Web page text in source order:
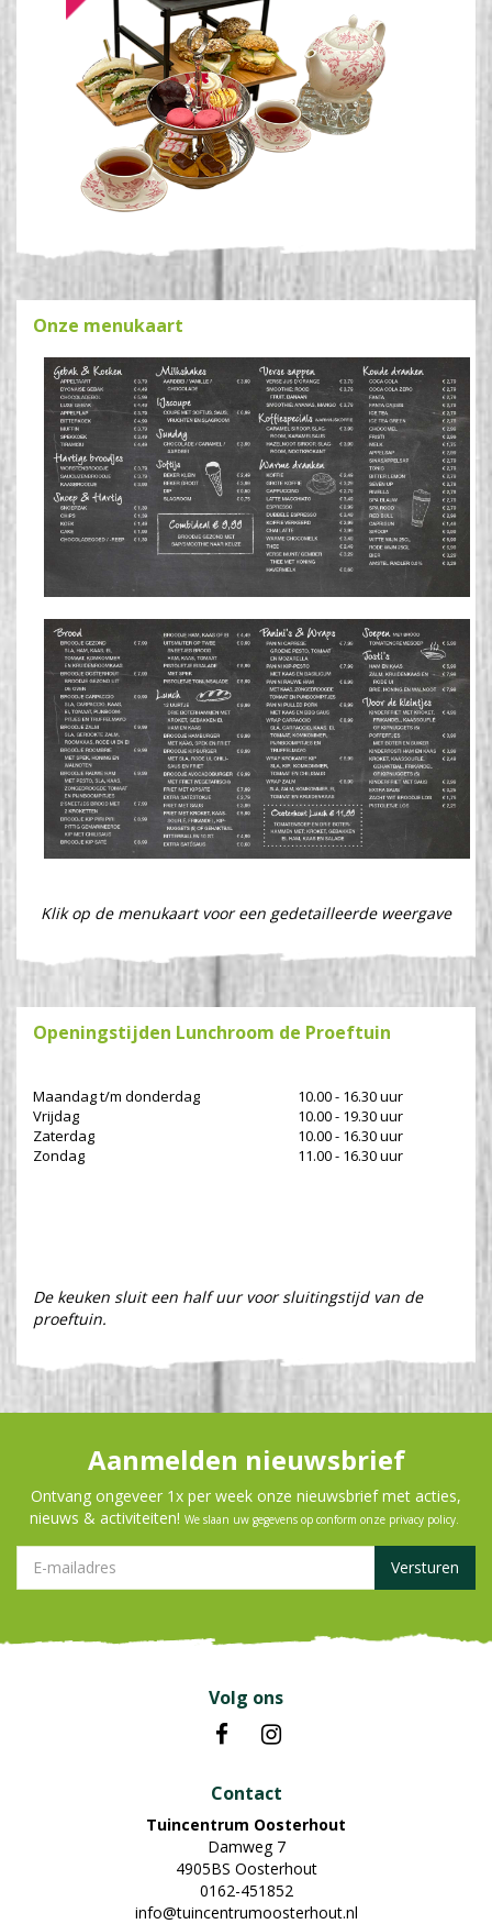
Onze menukaart
Klik op de menukaart voor een gedetailleerde weergave
Openingstijden Lunchroom de Proeftuin
Maandag t/m donderdag
10.00 - 16.30 uur
Vrijdag
10.00 - 19.30 uur
Zaterdag
10.00 - 16.30 uur
Zondag
11.00 - 16.30 uur
De keuken sluit een half uur voor sluitingstijd van de
proeftuin.
Aanmelden nieuwsbrief
Ontvang ongeveer 1x per week onze nieuwsbrief met acties,
nieuws & activiteiten! We slaan uw gegevens op conform onze privacy policy.
Volg ons
Contact
Tuincentrum Oosterhout
Damweg 7
4905BS Oosterhout
0162-451852
info@tuincentrumoosterhout.nl